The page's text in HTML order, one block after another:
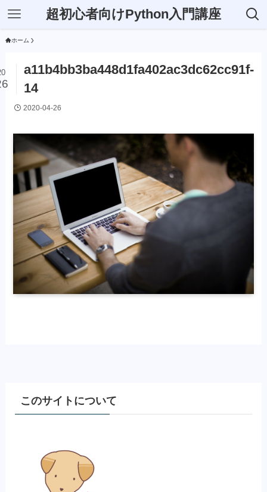
超初心者向けPython入門講座
ホーム
a11b4bb3ba448d1fa402ac3dc62cc91f-
14
2020-04-26
このサイトについて